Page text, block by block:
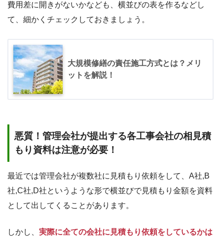
費用差に開きがないかなども、横並びの表を作るなどし
て、細かくチェックしておきましょう。
大規模修繕の責任施工方式とは？メリ
ットを解説！
悪質！管理会社が提出する各工事会社の相見積
もり資料は注意が必要！
最近では管理会社が複数社に見積もり依頼をして、A社,B
社,C社,D社というような形で横並びで見積もり金額を資料
として出してくることがあります。
しかし、 実際に全ての会社に見積もり依頼をしているかは